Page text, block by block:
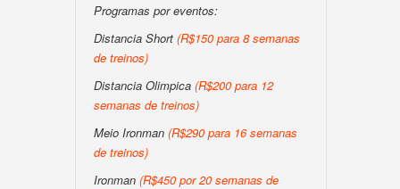
Programas por eventos:
Distancia Short (R$150 para 8 semanas
de treinos)
Distancia Olimpica (R$200 para 12
semanas de treinos)
Meio Ironman (R$290 para 16 semanas
de treinos)
Ironman (R$450 por 20 semanas de